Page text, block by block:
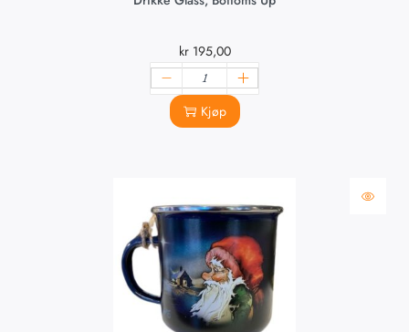
kr195,00
Kjøp